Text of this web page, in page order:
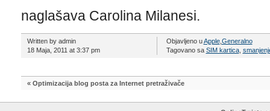
naglašava Carolina Milanesi.
Written by admin
18 Maja, 2011 at 3:37 pm
Objavljeno uApple, Generalno
Tagovano sa SIM kartica,
« Optimizacija blog posta za Internet pretraživače